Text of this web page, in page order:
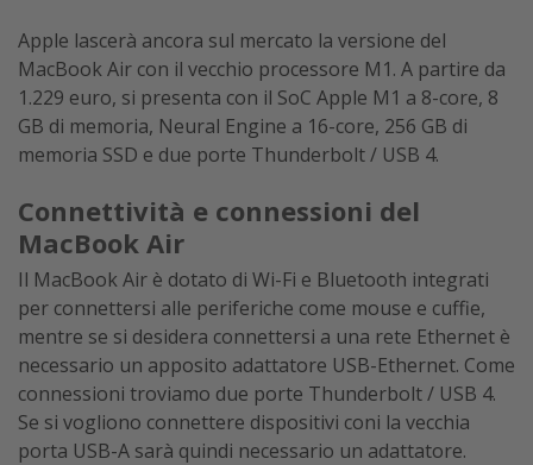
Apple lascerà ancora sul mercato la versione del
MacBook Air con il vecchio processore M1. A partire da
1.229 euro, si presenta con il SoC Apple M1 a 8-core, 8
GB di memoria, Neural Engine a 16-core, 256 GB di
memoria SSD e due porte Thunderbolt / USB 4.
Connettività e connessioni del
MacBook Air
Il MacBook Air è dotato di Wi-Fi e Bluetooth integrati
per connettersi alle periferiche come mouse e cuffie,
mentre se si desidera connettersi a una rete Ethernet è
necessario un apposito adattatore USB-Ethernet. Come
connessioni troviamo due porte Thunderbolt / USB 4.
Se si vogliono connettere dispositivi coni la vecchia
porta USB-A sarà quindi necessario un adattatore.